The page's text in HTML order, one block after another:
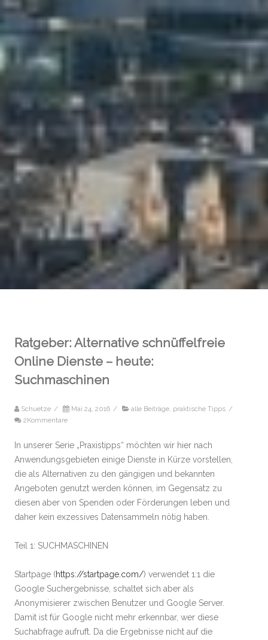
Ratgeber: Alternative schnüffelfreie
Online Dienste – heute:
Suchmaschinen
Schuetze / Mai 24, 2016 / alle Beiträge praktische Tipps /
2Kommentare
In unserer Serie „Praxistipps“ möchten wir hier nach
Anwendungsgebieten einige Dienste in Kürze vorstellen,
die als Alternativen zu den gängigen und bekannten
Angeboten genutzt werden können, im Gegensatz zu
diesen aber von Spenden oder Förderungen leben und
daher kein exzessives Datensammeln nötig haben.
Teil 1: SUCHMASCHINEN
Startpage (https://startpage.com/) verwendet 1:1 die
Google Suchergebnisse, schaltet sich aber als
Anonymisierer zwischen Benutzer und Google Server.
Damit ist für Google nicht mehr erkennbar, wer diese
Suchabfrage aufruft. Da die Ergebnisse nicht auf die